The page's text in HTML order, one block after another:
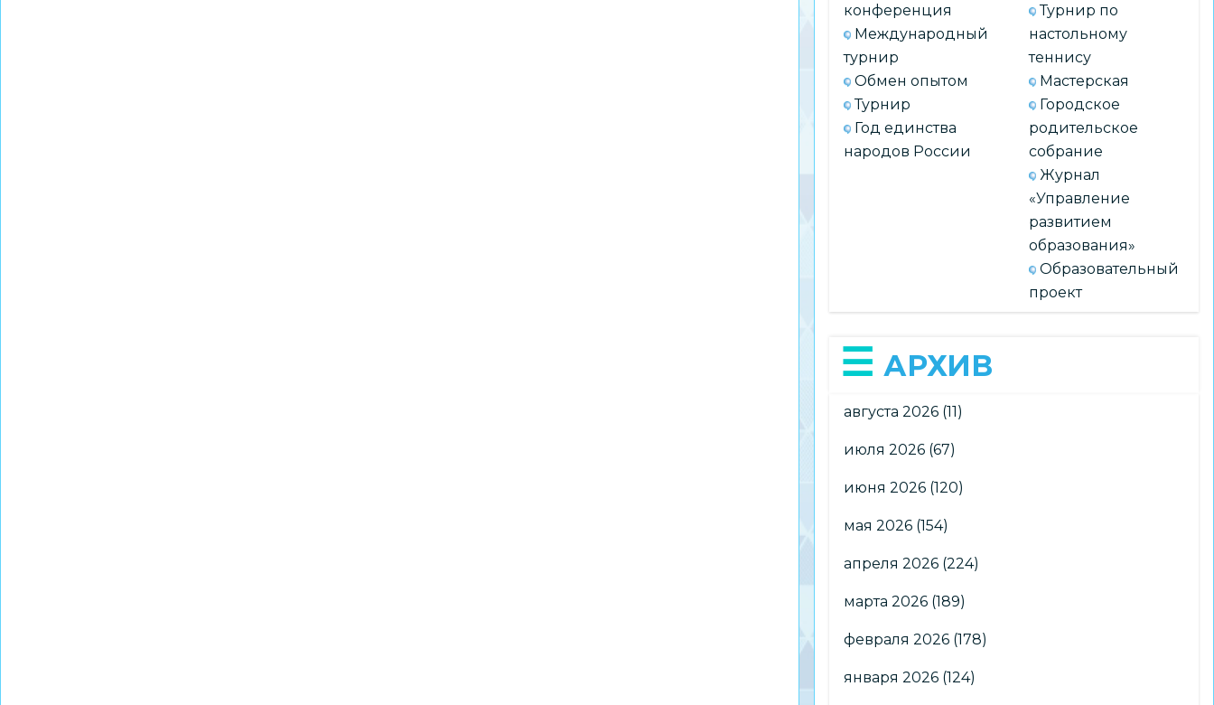
конференция
Международный
турнир
Обмен опытом
Турнир
Год единства
народов России
Турнир по
настольному
теннису
Мастерская
Городское
родительское
собрание
Журнал
«Управление
развитием
образования»
Образовательный
проект
АРХИВ
августа 2026 (11)
июля 2026 (67)
июня 2026 (120)
мая 2026 (154)
апреля 2026 (224)
марта 2026 (189)
февраля 2026 (178)
января 2026 (124)